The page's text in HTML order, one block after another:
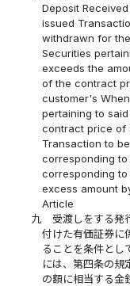
Deposit
issued
withdrawn for
Securities
exceeds the
of the contract
customer's
pertaining to
contract price of
Transaction to
corresponding
corresponding
excess amount
Article
九
受渡しをする発
付けた有価証券に
ることを条件とし
には、第四条の規
の額に相当する金